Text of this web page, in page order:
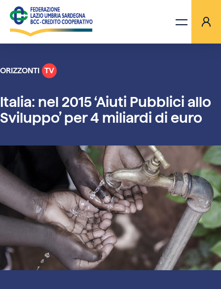
LA FEDERAZIONE
BANCHE
AGGIORNAMENTI
ORIZZONTI TV
ORIZZONTI TV
Italia: nel 2015 ‘Aiuti Pubblici allo
Sviluppo’ per 4 miliardi di euro